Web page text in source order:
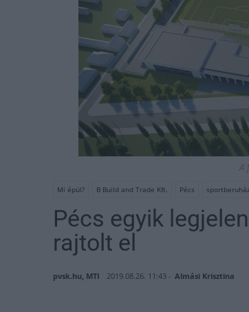
A
Mi épül? B Build and Trade Kft. Pécs
Pécs egyik
rajtolt el
pvsk.hu, MTI 2019.08.26. 11:43 - Almási Krisztina